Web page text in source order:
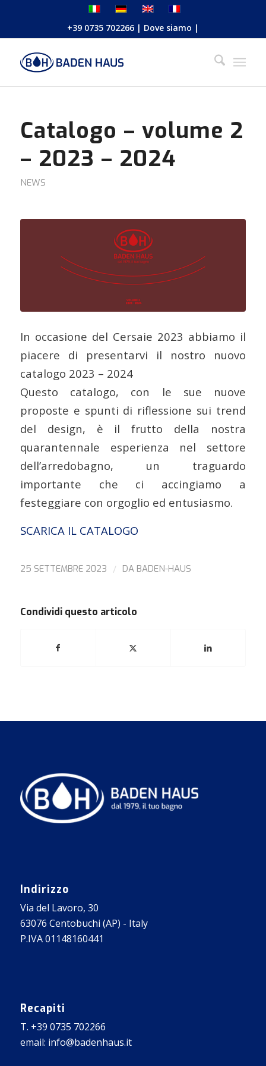
+39 0735 702266| Dove siamo |
Catalogo – volume 2
– 2023 – 2024
NEWS
In occasione del Cersaie 2023 abbiamo il
piacere di presentarvi il nostro nuovo
catalogo 2023 – 2024
Questo catalogo, con le sue nuove
proposte e spunti di riflessione sui trend
del design, è il frutto della nostra
quarantennale esperienza nel settore
dell’arredobagno, un traguardo
importante che ci accingiamo a
festeggiare con orgoglio ed entusiasmo.
SCARICA IL CATALOGO
25 SETTEMBRE 2023 / DA BADEN-HAUS
Condividi questo articolo
Indirizzo
Via del Lavoro, 30
63076 Centobuchi (AP) - Italy
P.IVA 01148160441
Recapiti
T. +39 0735 702266
email: info@badenhaus.it